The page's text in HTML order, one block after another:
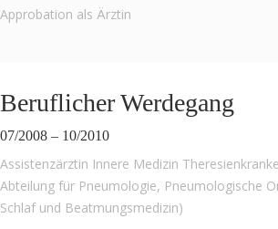
Approbation als Ärztin
Beruflicher Werdegang
07/2008 – 10/2010
Assistenzärztin Innere Medizin
Abteilung für Pneumologie, Pneumologische
Schlaf und Beatmungsmedizin)